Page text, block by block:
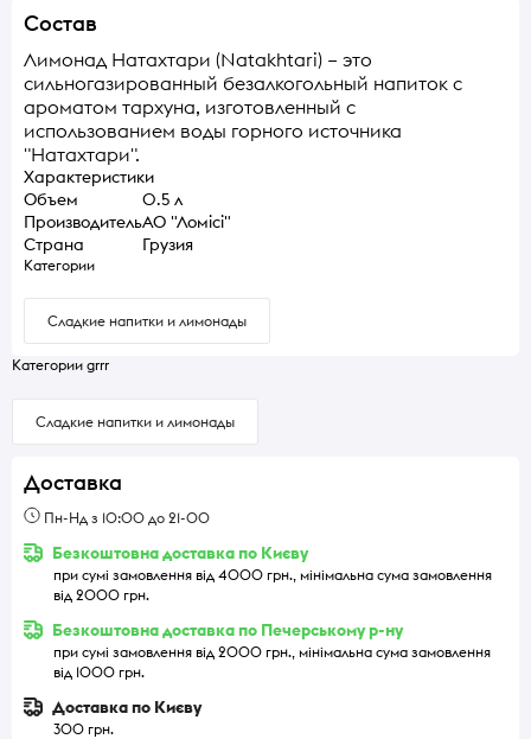
Состав
Лимонад Натахтари (Natakhtari) – это
сильногазированный безалкогольный напиток с
ароматом тархуна, изготовленный с
использованием воды горного источника
"Натахтари".
Характеристики
Объем
0.5 л
ПроизводительАО "Ломісі"
Страна
Грузия
Категории
Сладкие напитки и лимонады
Категории grrr
Сладкие напитки и лимонады
Доставка
Пн-Нд з 10:00 до 21-00
Безкоштовна доставка по Києву
при сумі замовлення від 4000 грн., мінімальна сума замовлення
від 2000 грн.
Безкоштовна доставка по Печерському р-ну
при сумі замовлення від 2000 грн., мінімальна сума замовлення
від 1000 грн.
Доставка по Києву
300 грн.